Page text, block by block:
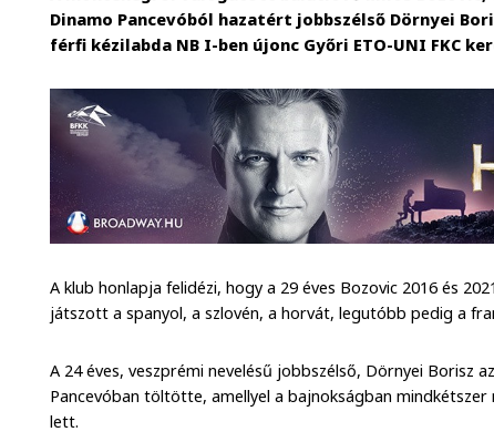
Dinamo Pancevóból hazatért jobbszélső Dörnyei
férfi kézilabda NB I-ben újonc Győri ETO-UNI FKC
A klub honlapja felidézi, hogy a 29 éves Bozovic 2016 és
játszott a spanyol, a szlovén, a horvát, legutóbb pedig a
A 24 éves, veszprémi nevelésű jobbszélső, Dörnyei Borisz
Pancevóban töltötte, amellyel a bajnokságban
lett.